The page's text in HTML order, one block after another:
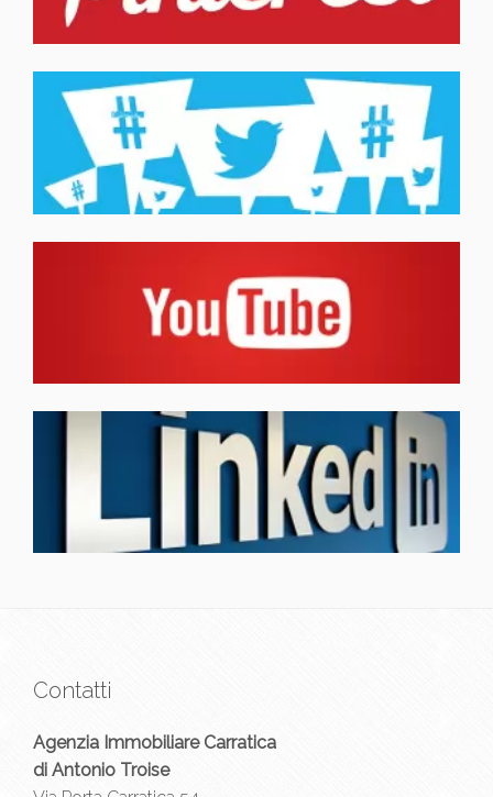
Contatti
Agenzia Immobiliare Carratica
di Antonio Troise